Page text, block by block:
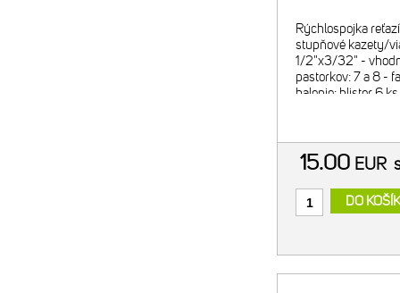
Rýchlospojka
stupňové kazety/
1/2"x3/32" -
pastorkov: 7 a 8 -
balenie: blister 6 ks
15.00 EUR
DO